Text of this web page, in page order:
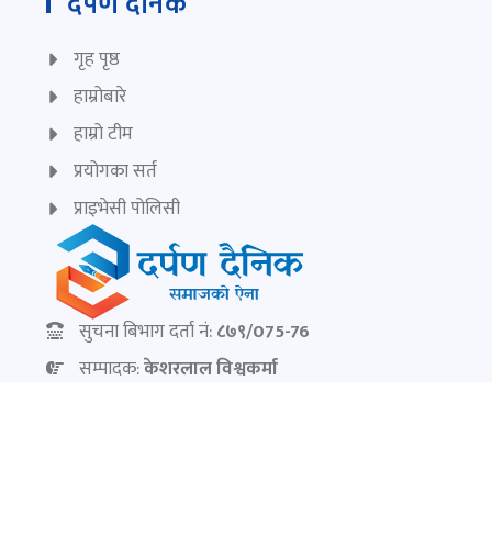
गृह पृष्ठ
हाम्रोबारे
हाम्रो टीम
प्रयोगका सर्त
प्राइभेसी पोलिसी
सुचना बिभाग दर्ता नं:८७९/075-76
सम्पादक:केशरलाल विश्वकर्मा